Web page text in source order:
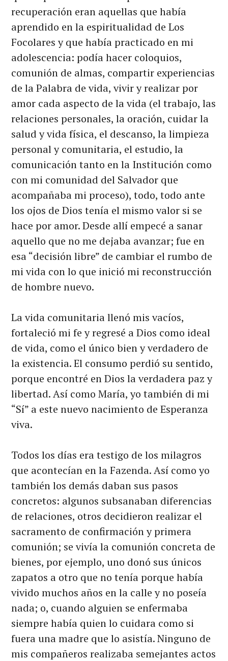
recuperación eran aquellas que había
aprendido en la espiritualidad de Los
Focolares y que había practicado en mi
adolescencia: podía hacer coloquios,
comunión de almas, compartir experiencias
de la Palabra de vida, vivir y realizar por
amor cada aspecto de la vida (el trabajo, las
relaciones personales, la oración, cuidar la
salud y vida física, el descanso, la limpieza
personal y comunitaria, el estudio, la
comunicación tanto en la Institución como
con mi comunidad del Salvador que
acompañaba mi proceso), todo, todo ante
los ojos de Dios tenía el mismo valor si se
hace por amor. Desde allí empecé a sanar
aquello que no me dejaba avanzar; fue en
esa “decisión libre” de cambiar el rumbo de
mi vida con lo que inició mi reconstrucción
de hombre nuevo.
La vida comunitaria llenó mis vacíos,
fortaleció mi fe y regresé a Dios como ideal
de vida, como el único bien y verdadero de
la existencia. El consumo perdió su sentido,
porque encontré en Dios la verdadera paz y
libertad. Así como María, yo también di mi
“Sí” a este nuevo nacimiento de Esperanza
viva.
Todos los días era testigo de los milagros
que acontecían en la Fazenda. Así como yo
también los demás daban sus pasos
concretos: algunos subsanaban diferencias
de relaciones, otros decidieron realizar el
sacramento de confirmación y primera
comunión; se vivía la comunión concreta de
bienes, por ejemplo, uno donó sus únicos
zapatos a otro que no tenía porque había
vivido muchos años en la calle y no poseía
nada; o, cuando alguien se enfermaba
siempre había quien lo cuidara como si
fuera una madre que lo asistía. Ninguno de
mis compañeros realizaba semejantes actos